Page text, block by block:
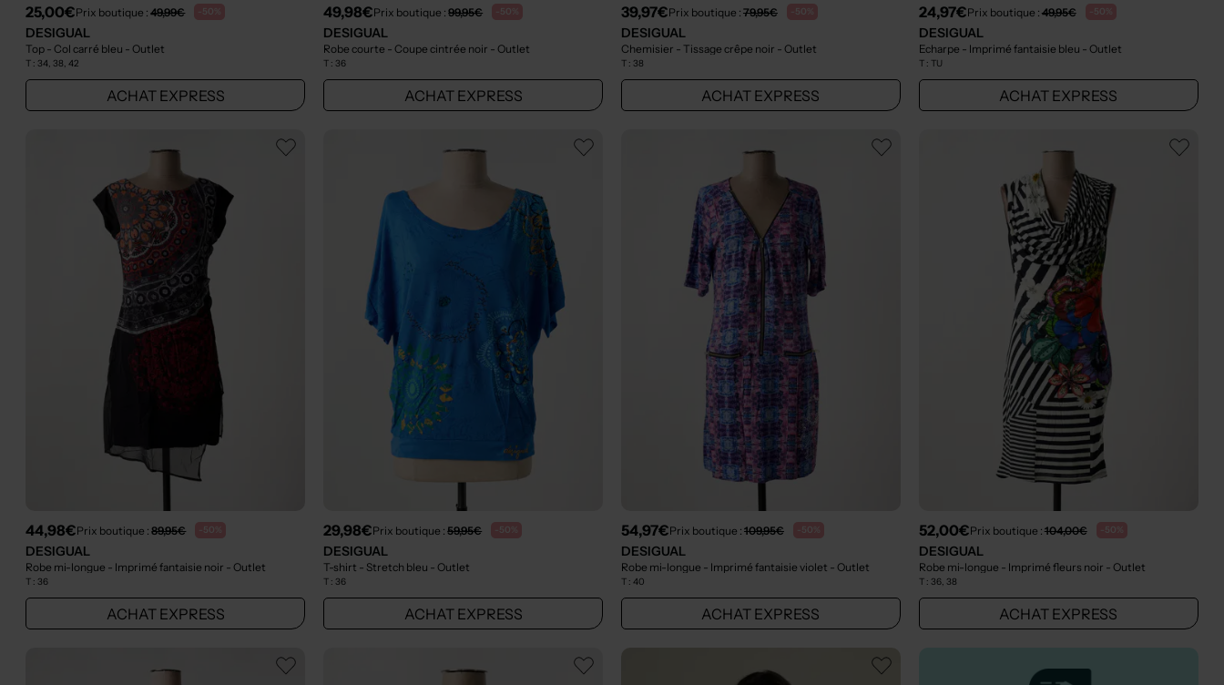
25,00€Prix boutique :49,99€ -50%
DESIGUAL
Top - Col carré bleu - Outlet
T :34, 38, 42
ACHAT EXPRESS
49,98€Prix boutique :99,95€ -50%
DESIGUAL
Robe courte - Coupe cintrée noir - Outlet
T :36
ACHAT EXPRESS
39,97€Prix boutique : 79,95€ -50%
DESIGUAL
Chemisier - Tissage crêpe noir - Outlet
T : 38
ACHAT EXPRESS
24,97€Prix boutique : 49,95€ -50%
DESIGUAL
Echarpe - Imprimé fantaisie bleu - Outlet
T : TU
ACHAT EXPRESS
44,98€Prix boutique :89,95€ -50%
DESIGUAL
Robe mi-longue - Imprimé fantaisie noir - Outlet
T :36
ACHAT EXPRESS
29,98€Prix boutique :59,95€ -50%
DESIGUAL
T-shirt - Stretch bleu - Outlet
T :36
ACHAT EXPRESS
54,97€Prix boutique : 109,95€ -50%
DESIGUAL
Robe mi-longue - Imprimé fantaisie violet - Outlet
T : 40
ACHAT EXPRESS
52,00€Prix boutique : 104,00€ -50%
DESIGUAL
Robe mi-longue - Imprimé fleurs noir - Outlet
T : 36, 38
ACHAT EXPRESS